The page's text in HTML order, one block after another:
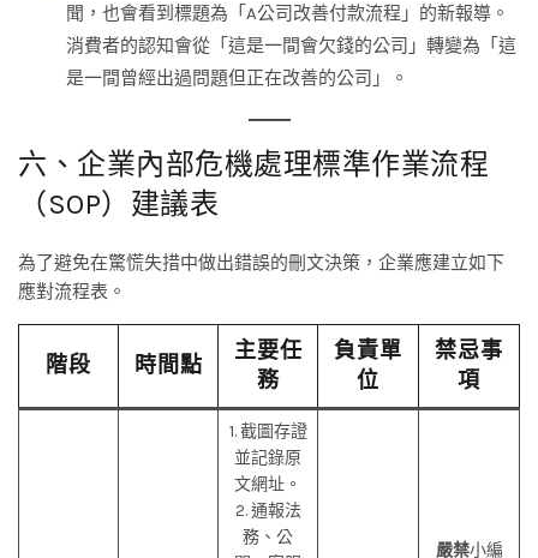
聞，也會看到標題為「A公司改善付款流程」的新報導。
消費者的認知會從「這是一間會欠錢的公司」轉變為「這
是一間曾經出過問題但正在改善的公司」。
六、企業內部危機處理標準作業流程
（SOP）建議表
為了避免在驚慌失措中做出錯誤的刪文決策，企業應建立如下
應對流程表。
階段 時間點
主要任
務
負責單
位
禁忌事
項
1. 截圖存證
並記錄原
文網址。
2. 通報法
務、公
嚴禁小編